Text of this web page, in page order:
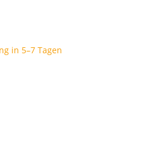
in 5–7 Tagen